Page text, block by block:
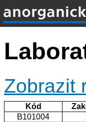
Zobrazit
Kód
B101004